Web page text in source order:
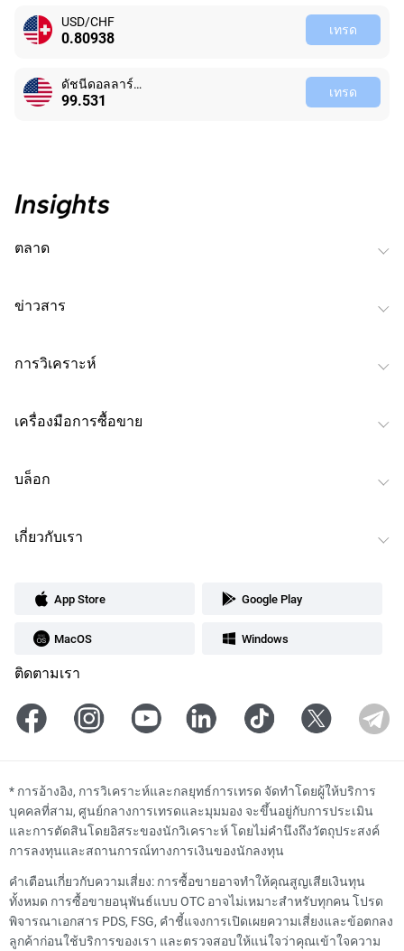
USD/CHF
0.80938 เทรด
ดัชนีดอลลาร์สหรัฐ
99.535 เทรด
ตลาด
ข่าวสาร
การวิเคราะห์
เครื่องมือการซื้อขาย
บล็อก
เกี่ยวกับเรา
App Store Google Play
MacOS Windows
ติดตามเรา
* การอ้างอิง, การวิเคราะห์และกลยุทธ์การเทรด จัดทำโดยผู้ให้บริการ
บุคคลที่สาม, ศูนย์กลางการเทรดและมุมมอง จะขึ้นอยู่กับการประเมิน
และการตัดสินโดยอิสระของนักวิเคราะห์ โดยไม่คำนึงถึงวัตถุประสงค์
การลงทุนและสถานการณ์ทางการเงินของนักลงทุน
คำเตือนเกี่ยวกับความเสี่ยง: การซื้อขายอาจทำให้คุณสูญเสียเงินทุน
ทั้งหมด การซื้อขายอนุพันธ์แบบ OTC อาจไม่เหมาะสำหรับทุกคน โปรด
พิจารณาเอกสาร PDS, FSG, คำชี้แจงการเปิดเผยความเสี่ยงและข้อตกลง
ลูกค้าก่อนใช้บริการของเรา และตรวจสอบให้แน่ใจว่าคุณเข้าใจความ